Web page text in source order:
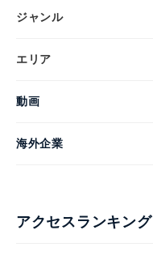
ジャンル
エリア
動画
海外企業
アクセスランキング